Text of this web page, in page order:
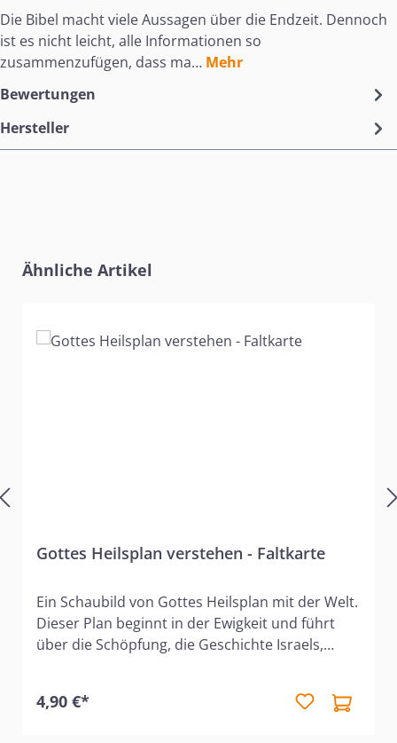
Die Bibel macht viele Aussagen über die Endzeit. Dennoch
ist es nicht leicht, alle Informationen so
zusammenzufügen, dass ma… Mehr
Bewertungen
Hersteller
Produktgalerie überspringen
Ähnliche Artikel
Gottes Heilsplan verstehen - Faltkarte
Ein Schaubild von Gottes Heilsplan mit der Welt.
Dieser Plan beginnt in der Ewigkeit und führt
über die Schöpfung, die Geschichte Israels,
Zusammenhänge anschaulich dar. So sind alle
4,90 €*